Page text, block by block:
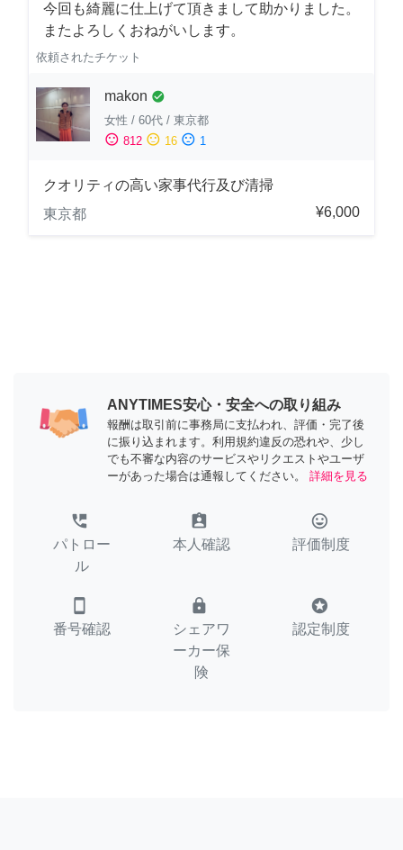
今回も綺麗に仕上げて頂きまして助かりました。
またよろしくおねがいします。
依頼されたチケット
makon check_circle
女性 / 60代 / 東京都
sentiment_satisfied 812 sentiment_neutral 16 sentiment_dissatisfied 1
クオリティの高い家事代行及び清掃
東京都
¥6,000
ANYTIMES安心・安全への取り組み
報酬は取引前に事務局に支払われ、評価・完了後
に振り込まれます。利用規約違反の恐れや、少し
でも不審な内容のサービスやリクエストやユーザ
ーがあった場合は通報してください。
詳細を見る
perm_phone_msg
パトロー
ル
assignment_ind
本人確認
tag_faces
評価制度
smartphone
番号確認
lock
シェアワ
ーカー保
険
stars
認定制度